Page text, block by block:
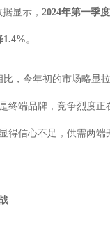
显示， 2024年第一季
1.4%。
，今年初的市场略显
终端品牌，竞争烈度正
得信心不足，供需两端